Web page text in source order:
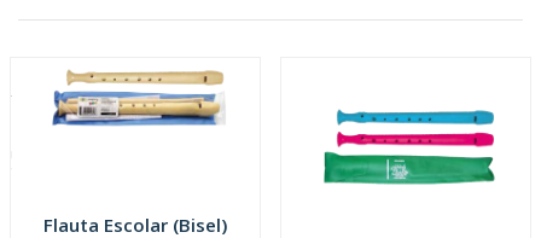
Flauta Escolar (Bisel)